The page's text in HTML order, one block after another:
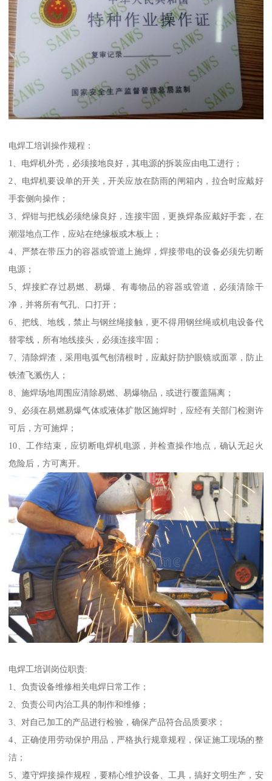
电焊工培训操作规程：
1、电焊机外壳，必须接地良好，其电源的拆装应由电工进行；
2、电焊机要设单的开关，开关应放在防雨的闸箱内，拉合时应戴好
手套侧向操作；
3、焊钳与把线必须绝缘良好，连接牢固，更换焊条应戴好手套，在
潮湿地点工作，应站在绝缘板或木板上；
4、严禁在带压力的容器或管道上施焊，焊接带电的设备必须先切断
电源；
5、焊接贮存过易燃、易爆、有毒物品的容器或管道，必须清除干
净，并将所有气孔、口打开；
6、把线、地线，禁止与钢丝绳接触，更不得用钢丝绳或机电设备代
替零线，所有地线接头，必须连接牢固；
7、清除焊渣，采用电弧气刨清根时，应戴好防护眼镜或面罩，防止
铁渣飞溅伤人；
8、施焊场地周围应清除易燃、易爆物品，或进行覆盖隔离；
9、必须在易燃易爆气体或液体扩散区施焊时，应经有关部门检测许
可后，方可施焊；
10、工作结束，应切断电焊机电源，并检查操作地点，确认无起火
危险后，方可离开。
电焊工培训岗位职责:
1、负责设备维修相关电焊日常工作；
2、负责公司内治工具的制作和维修；
3、对自己加工的产品进行检验，确保产品符合品质要求；
4、正确使用劳动保护用品，严格执行规章规程，保证施工现场的整
洁；
5、遵守焊接操作规程，要精心维护设备、工具，搞好文明生产，安